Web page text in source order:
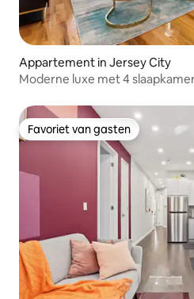
Appartement in Jersey City
Moderne luxe met 4
Favoriet van gasten
Favoriet van gasten